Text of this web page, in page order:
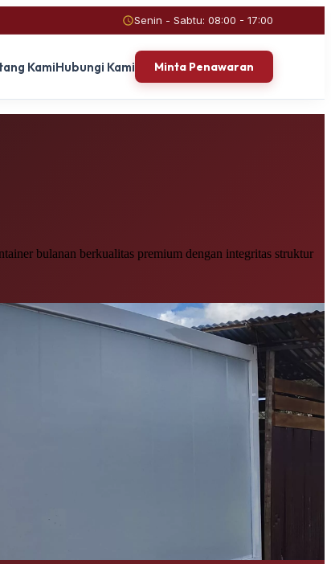
Senin - Sabtu: 08:00 - 17:00
KamiHubungi Kami Minta Penawaran
bulanan berkualitas premium dengan integritas struktur